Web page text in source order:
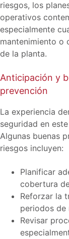
riesgos, los
operativos
especialmente
mantenimiento o
de la planta.
Anticipación y
prevención
La experiencia
seguridad en
Algunas buenas
riesgos incluyen:
Planificar
cobertura
Reforzar la
periodos de
Revisar